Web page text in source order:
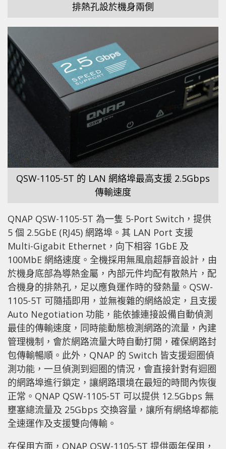
排熱孔設於機身兩側
QSW-1105-5T 的 LAN 網絡埠最高支援 2.5Gbps
傳輸速度
QNAP QSW-1105-5T 為一隻 5-Port Switch，提供
5 個 2.5GbE (RJ45) 網路埠。其 LAN Port 支援
Multi-Gigabit Ethernet，向下相容 1GbE 及
100MbE 網絡速度。全機採用無風扇超靜音設計，由
於機身底部為導熱金屬，內部元件均配有散熱片，配
合機身的排熱孔，足以應負運作時的發熱量。QSW-
1105-5T 可隨插即用，並無複雜的網絡設定，且支援
Auto Negotiation 功能，能依據連接設備自動偵測
最佳的傳輸速度，同時能動態檢測網路的流量，內建
管理機制，會於網路流量大時自動打開，確保網路封
包傳輸暢順。此外，QNAP 的 Switch 皆支援迴圈偵
測功能，一旦偵測到迴圈的情況，會直接針對有迴圈
的網路埠進行鎖定，讓網路環境在最短的時間內恢復
正常。QNAP QSW-1105-5T 可以提供 12.5Gbps 無
壅塞總流量及 25Gbps 交換容量，讓所有網絡埠都能
全速運作及支援雙向傳輸。
在保用方面，QNAP QSW-1105-5T 提供兩年保用，